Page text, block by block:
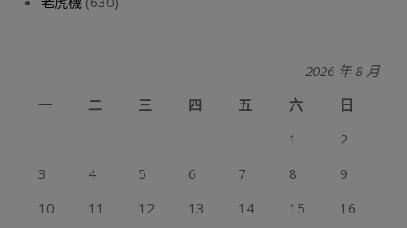
2026 年 8 月
一
二 三 四 五 六
日
1
2
3
4 5 6 7 8
9
10
11 12 13 14 15
16